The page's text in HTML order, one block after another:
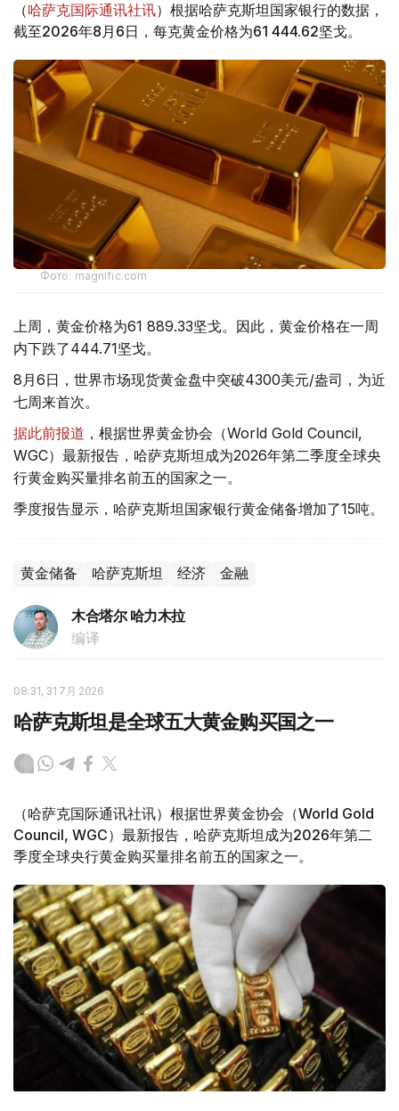
（哈萨克国际通讯社讯）根据哈萨克斯坦国家银行的数据，
截至2026年8月6日，每克黄金价格为61 444.62坚戈。
Фото: magnific.com
上周，黄金价格为61 889.33坚戈。因此，黄金价格在一周
内下跌了444.71坚戈。
8月6日，世界市场现货黄金盘中突破4300美元/盎司，为近
七周来首次。
据此前报道 ，根据世界黄金协会（World Gold Council,
WGC）最新报告，哈萨克斯坦成为2026年第二季度全球央
行黄金购买量排名前五的国家之一。
季度报告显示，哈萨克斯坦国家银行黄金储备增加了15吨。
黄金储备 哈萨克斯坦 经济 金融
木合塔尔 哈力木拉
编译
08:31, 31 7月 2026
哈萨克斯坦是全球五大黄金购买国之一
（哈萨克国际通讯社讯）根据世界黄金协会（World Gold
Council, WGC）最新报告，哈萨克斯坦成为2026年第二
季度全球央行黄金购买量排名前五的国家之一。